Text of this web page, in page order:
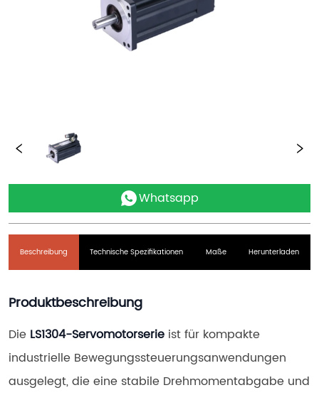
Whatsapp
Beschreibung Technische Spezifikationen Maße Herunterladen
Produktbeschreibung
Die LS1304-Servomotorserie ist für kompakte
industrielle Bewegungssteuerungsanwendungen
ausgelegt, die eine stabile Drehmomentabgabe und